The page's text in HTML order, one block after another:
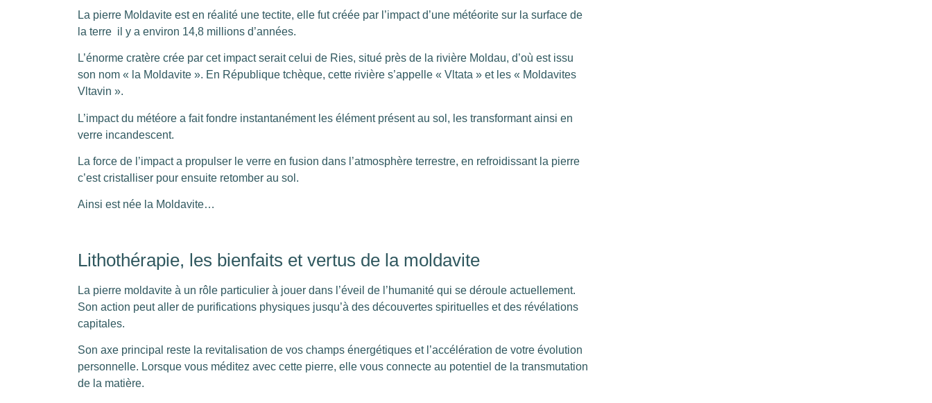
La pierre Moldavite est en réalité une tectite, elle fut créée par l’impact d’une météorite sur la surface de
la terre il y a environ 14,8 millions d’années.
L’énorme cratère crée par cet impact serait celui de Ries, situé près de la rivière Moldau, d’où est issu
son nom « la Moldavite ». En République tchèque, cette rivière s’appelle « Vltata » et les « Moldavites
Vltavin ».
L’impact du météore a fait fondre instantanément les élément présent au sol, les transformant ainsi en
verre incandescent.
La force de l’impact a propulser le verre en fusion dans l’atmosphère terrestre, en refroidissant la pierre
c’est cristalliser pour ensuite retomber au sol.
Ainsi est née la Moldavite…
Lithothérapie, les bienfaits et vertus de la moldavite
La pierre moldavite à un rôle particulier à jouer dans l’éveil de l’humanité qui se déroule actuellement.
Son action peut aller de purifications physiques jusqu’à des découvertes spirituelles et des révélations
capitales.
Son axe principal reste la revitalisation de vos champs énergétiques et l’accélération de votre évolution
personnelle. Lorsque vous méditez avec cette pierre, elle vous connecte au potentiel de la transmutation
de la matière.